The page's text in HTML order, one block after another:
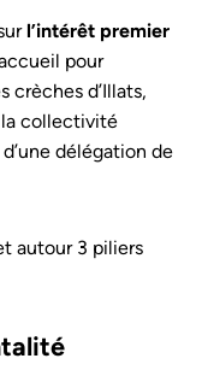
l’intérêt premier
pour
crèches d’Illats,
la collectivité
délégation de
autour 3 piliers